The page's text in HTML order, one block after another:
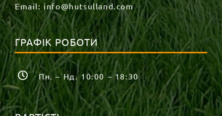
Email: info@hutsulland.com
ГРАФІК РОБОТИ
Пн. – Нд. 10:00 – 18:30